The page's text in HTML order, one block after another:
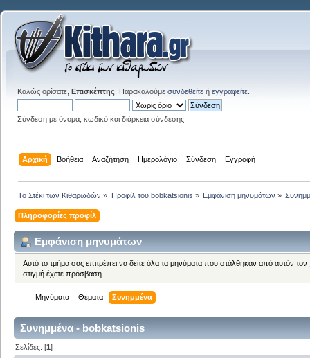
Καλώς ορίσατε, Επισκέπτης . Παρακαλούμε συνδεθείτε ή εγγραφείτε
Σύνδεση με όνομα, κωδικό και διάρκεια σύνδεσης
Αρχική Βοήθεια Αναζήτηση Ημερολόγιο Σύνδεση Εγγραφή
Το Στέκι των Κιθαρωδών » Προφίλ του bobkatsionis » Εμφάνιση μηνυμάτων »
Πληροφορίες προφίλ
Εμφάνιση μηνυμάτων
Αυτό το τμήμα σας επιτρέπει να δείτε όλα τα μηνύματα που στάλθηκαν από αυτόν
στιγμή έχετε πρόσβαση.
Μηνύματα Θέματα Συνημμένα
Συνημμένα - bobkatsionis
Σελίδες: [1]